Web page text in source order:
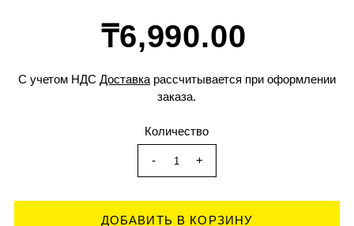
₸6,990.00
С учетом НДС Доставкарассчитывается при оформлении
заказа.
Количество
- +